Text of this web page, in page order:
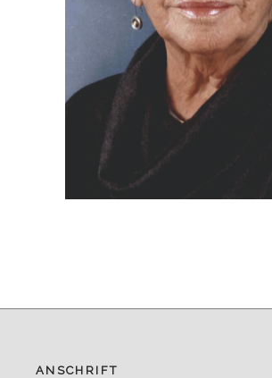
ANSCHRIFT